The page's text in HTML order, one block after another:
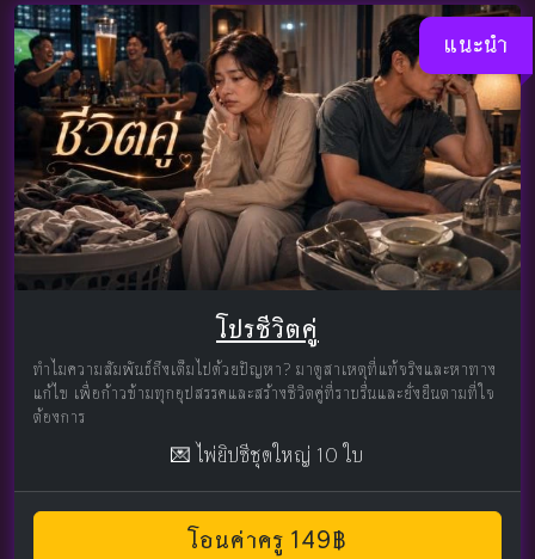
แนะนำ
โปรชีวิตคู่
ทำไมความสัมพันธ์ถึงเต็มไปด้วยปัญหา? มาดูสาเหตุที่แท้จริงและหาทาง
แก้ไข เพื่อก้าวข้ามทุกอุปสรรคและสร้างชีวิตคู่ที่ราบรื่นและยั่งยืนตามที่ใจ
ต้องการ
💌 ไพ่ยิปซีชุดใหญ่ 10 ใบ
โอนค่าครู 149฿